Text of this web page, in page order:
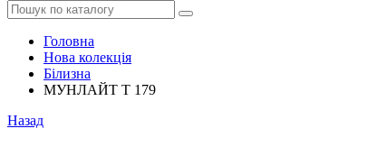
Головна
Нова колекція
Білизна
МУНЛАЙТ Т 179
Назад